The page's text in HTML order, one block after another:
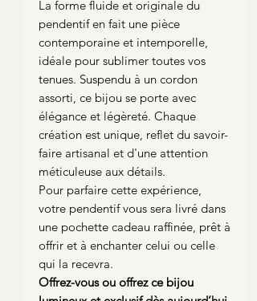
La forme fluide et originale du
pendentif en fait une pièce
contemporaine et intemporelle,
idéale pour sublimer toutes vos
tenues. Suspendu à un cordon
assorti, ce bijou se porte avec
élégance et légèreté. Chaque
création est unique, reflet du savoir-
faire artisanal et d'une attention
méticuleuse aux détails.
Pour parfaire cette expérience,
votre pendentif vous sera livré dans
une pochette cadeau raffinée, prêt à
offrir et à enchanter celui ou celle
qui la recevra.
Offrez-vous ou offrez ce bijou